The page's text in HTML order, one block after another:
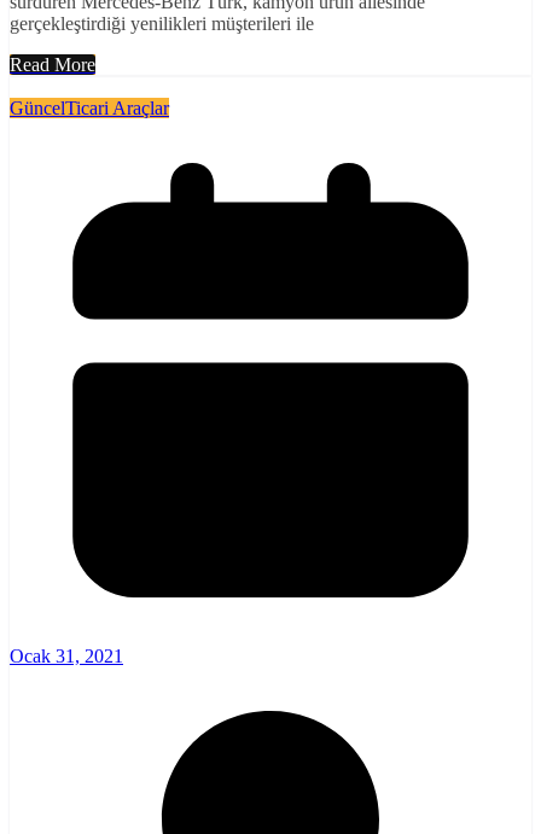
gerçekleştirdiği yenilikleri müşterileri ile
Read More
GüncelTicari Araçlar
Ocak 31, 2021